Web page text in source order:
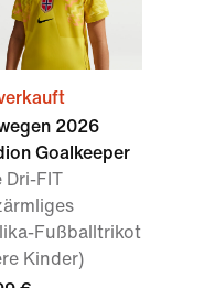
2026
Goalkeeper
Dri-FIT
Fußballtrikot
Kinder)